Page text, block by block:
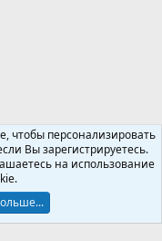
чтобы персонализировать
Вы зарегистрируетесь.
на использование